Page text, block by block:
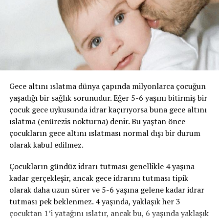
Bu yakınmalar böbrek kanserinin belirtisi olabileceği gibi
başka problemlerden de kaynaklanabilir. Kanser erken
şikayetler ortaya çıktığında mutlaka uzman görüşü
alınmalıdır. Erken tanı ve uygun tedavi ile böbrek
kanserinin tamamen iyileşeceği unutulmamalıdır. Erken
evrede yaşam oranları %70-100 arasında değişir.
Nasıl tanı koyulur?
Hastanın şikayetleri ve tıbbi geçmişinin sorgulanması ve
fizik muayene yapılması tanıya ulaşmanın ilk adımıdır.
Hastanın şikayetleri, tıbbi öyküsü ve doktorun ilk
değerlendirme bulguları daha sonra yapılacak
araştırmaları belirlemek için çok önemlidir.
kalkma ihtiyacı belirgindir. Bu tip idrar kaçırma,
enfeksiyon gibi basit problemden; nörolojik bozukluk
veya diyabet gibi daha ciddi durumlardan
3- Taşma inkontinansı:
Tamamen boşalmayan bir
mesaneden kapasite dolduktan sonra damla damla
sürekli idrar kaçırmayı ifade eder.
4- Fonksiyonel inkontinans:Fiziksel veya zihinsel bir
bozukluk nedeniyle, tuvalete zamanında gitmeyi
engelleyen durumlar söz konusudur. Eklem hastalıkları,
felç, sinir sistemi hastalıkları gibi kişinin lavaboya
kısıtlılıklar nedeniyle ortaya çıkan idrar kaçırma tipidir.
Örneğin, şiddetli artrit durumunda pantolonunuzun
düğmelerini yeterince hızlı açamamak gibi fonksiyonel
problemler vardır.
Gece altını ıslatma dünya çapında milyonlarca çocuğun
yaşadığı bir sağlık sorunudur. Eğer 5-6 yaşını bitirmiş bir
çocuk gece uykusunda idrar kaçırıyorsa buna gece altını
ıslatma (enürezis nokturna) denir. Bu yaştan önce
çocukların gece altını ıslatması normal dışı bir durum
olarak kabul edilmez.
Çocukların gündüz idrarı tutması genellikle 4 yaşına
kadar gerçekleşir, ancak gece idrarını tutması tipik
olarak daha uzun sürer ve 5-6 yaşına gelene kadar idrar
tutması pek beklenmez. 4 yaşında, yaklaşık her 3
çocuktan 1’i yatağını ıslatır, ancak bu, 6 yaşında yaklaşık